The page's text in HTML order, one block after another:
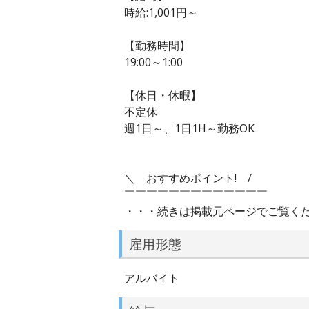
時給:1,001円～
【勤務時間】
19:00～1:00
【休日・休暇】
不定休
週1日～、1日1H～勤務OK
＼ おすすめポイント! /
￣￣￣￣￣￣￣￣￣￣￣￣￣
・・・続きは掲載元ページでご覧く
雇用形態
アルバイト